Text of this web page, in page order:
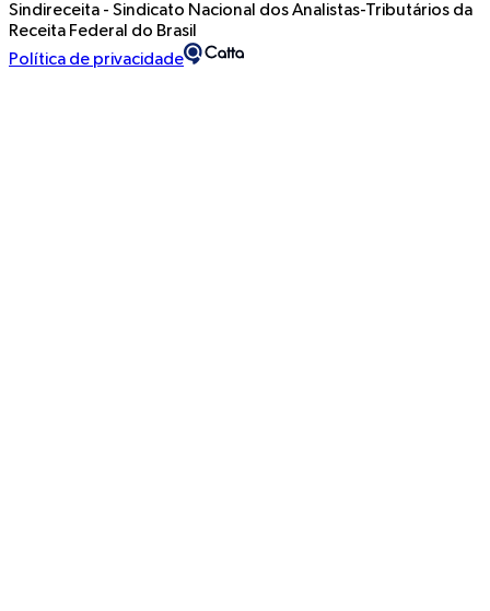
Sindireceita - Sindicato Nacional dos Analistas-Tributários da
Receita Federal do Brasil
Política de privacidade